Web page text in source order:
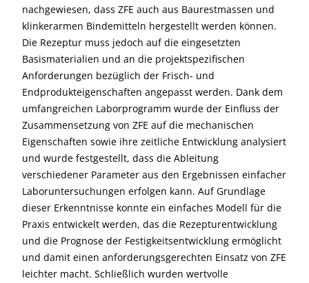
nachgewiesen, dass ZFE auch aus Baurestmassen und
klinkerarmen Bindemitteln hergestellt werden können.
Die Rezeptur muss jedoch auf die eingesetzten
Basismaterialien und an die projektspezifischen
Anforderungen bezüglich der Frisch- und
Endprodukteigenschaften angepasst werden. Dank dem
umfangreichen Laborprogramm wurde der Einfluss der
Zusammensetzung von ZFE auf die mechanischen
Eigenschaften sowie ihre zeitliche Entwicklung analysiert
und wurde festgestellt, dass die Ableitung
verschiedener Parameter aus den Ergebnissen einfacher
Laboruntersuchungen erfolgen kann. Auf Grundlage
dieser Erkenntnisse konnte ein einfaches Modell für die
Praxis entwickelt werden, das die Rezepturentwicklung
und die Prognose der Festigkeitsentwicklung ermöglicht
und damit einen anforderungsgerechten Einsatz von ZFE
leichter macht. Schließlich wurden wertvolle